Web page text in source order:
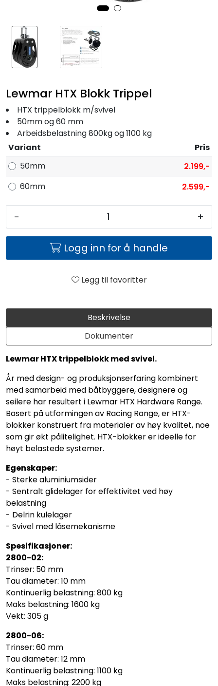
Beskrivelse
Dokumenter
Lewmar HTX trippelblokk med svivel.
År med design- og produksjonserfaring kombinert
med samarbeid med båtbyggere, designere og
seilere har resultert i Lewmar HTX Hardware Range.
Basert på utformingen av Racing Range, er HTX-
blokker konstruert fra materialer av høy kvalitet, noe
som gir økt pålitelighet. HTX-blokker er ideelle for
høyt belastede systemer.
Egenskaper:
- Sterke aluminiumsider
- Sentralt glidelager for effektivitet ved høy
belastning
- Delrin kulelager
- Svivel med låsemekanisme
Spesifikasjoner:
2800-02:
Trinser: 50 mm
Tau diameter: 10 mm
Kontinuerlig belastning: 800 kg
Maks belastning: 1600 kg
Vekt: 305 g
2800-06:
Trinser: 60 mm
Tau diameter: 12 mm
Kontinuerlig belastning: 1100 kg
Maks belastning: 2200 kg
Lewmar HTX Blokk Trippel
HTX trippelblokk m/svivel
50mm og 60 mm
Arbeidsbelastning 800kg og 1100 kg
Variant
Pris
50mm
2.199,-
60mm
2.599,-
- +
Logg inn for å handle
Legg til favoritter